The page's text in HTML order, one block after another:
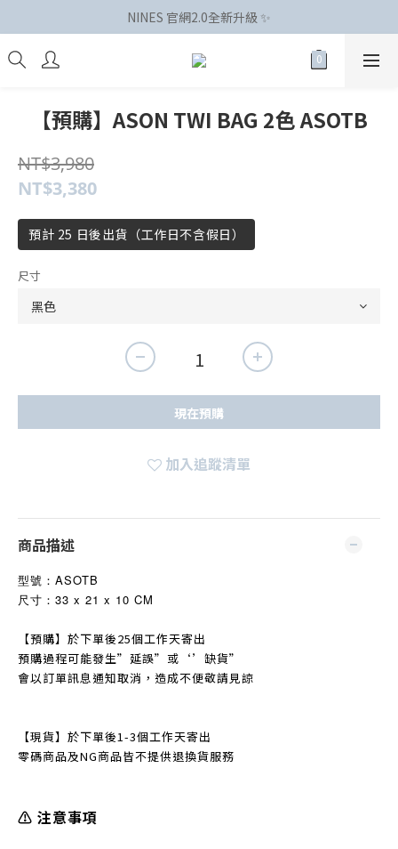
NINES 官網2.0全新升級 ✨
【預購】ASON TWI BAG 2色 ASOTB
NT$3,980
NT$3,380
預計 25 日後出貨（工作日不含假日）
尺寸
現在預購
加入追蹤清單
商品描述
型號： ASOTB
尺寸：33 x 21 x 10 CM
【預購】於下單後25個工作天寄出
預購過程可能發生” 延誤” 或‘’缺貨”
會以訂單訊息通知取消，造成不便敬請見諒
【現貨】於下單後1-3個工作天寄出
零碼商品及NG商品皆不提供退換貨服務
⚠️ 注意事項